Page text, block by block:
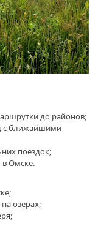
до районов;
с ближайшими
поездок;
в Омске.
озёрах;